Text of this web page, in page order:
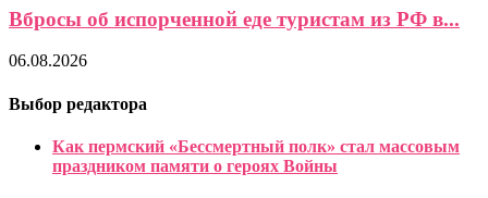
Вбросы об испорченной еде туристам из РФ в...
06.08.2026
Выбор редактора
Как пермский «Бессмертный полк» стал массовым
праздником памяти о героях Войны